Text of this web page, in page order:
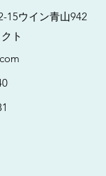
15ウイン青山942
ト